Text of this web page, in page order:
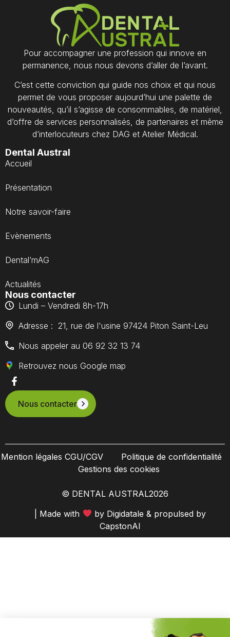
Pour accompagner une profession qui innove en
permanence, nous nous devons d’aller de l’avant.
C’est cette conviction qui guide nos choix et qui nous
permet de vous proposer aujourd’hui une palette de
nouveautés, qu’il s’agisse de consommables, de matériel,
d’offre de services personnalisés, de partenaires et même
d’interlocuteurs chez DAG et Atelier Médical.
Dental Austral
Accueil
Présentation
Notre savoir-faire
Evènements
Dental’mAG
Actualités
Nous contacter
Lundi – Vendredi 8h-17h
Adresse : 21, rue de l'usine 97424 Piton Saint-Leu
Nous appeler au 06 92 32 13 74
Retrouvez nous Google map
Nous contacter
Mention légales CGU/CGV
Politique de confidentialité
Gestions des cookies
© DENTAL AUSTRAL2026
| Made with
by Digidatale & propulsed by
CapstonAI